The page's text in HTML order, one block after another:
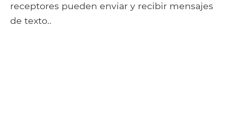
receptores pueden enviar y recibir mensajes
de texto..